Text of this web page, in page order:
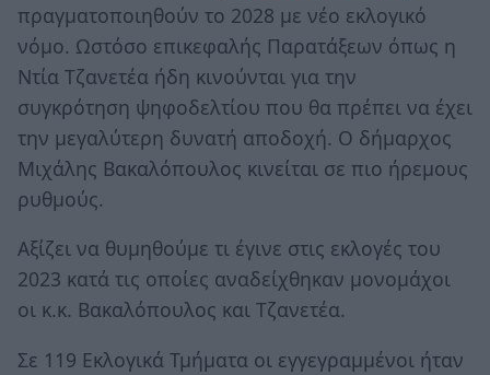
πραγματοποιηθούν το 2028 με νέο εκλογικό
νόμο. Ωστόσο επικεφαλής Παρατάξεων όπως η
Ντία Τζανετέα ήδη κινούνται για την
συγκρότηση ψηφοδελτίου που θα πρέπει να έχει
την μεγαλύτερη δυνατή αποδοχή. Ο δήμαρχος
Μιχάλης Βακαλόπουλος κινείται σε πιο ήρεμους
ρυθμούς.
Αξίζει να θυμηθούμε τι έγινε στις εκλογές του
2023 κατά τις οποίες αναδείχθηκαν μονομάχοι
οι κ.κ. Βακαλόπουλος και Τζανετέα.
Σε 119 Εκλογικά Τμήματα οι εγγεγραμμένοι ήταν